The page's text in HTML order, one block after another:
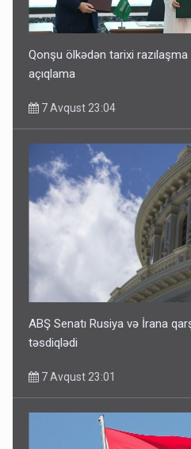
Qonşu ölkədən tarixi razılaşma
açıqlama
7 Avqust 23:04
ABŞ Senatı Rusiya və İrana
təsdiqlədi
7 Avqust 23:01